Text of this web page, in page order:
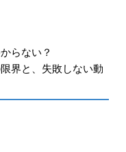
らない？
界と、失敗しない動